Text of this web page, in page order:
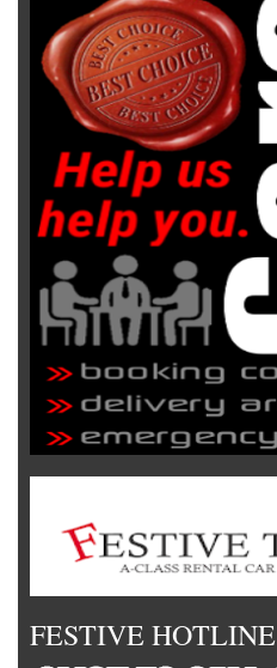
FESTIVE HOTLINE